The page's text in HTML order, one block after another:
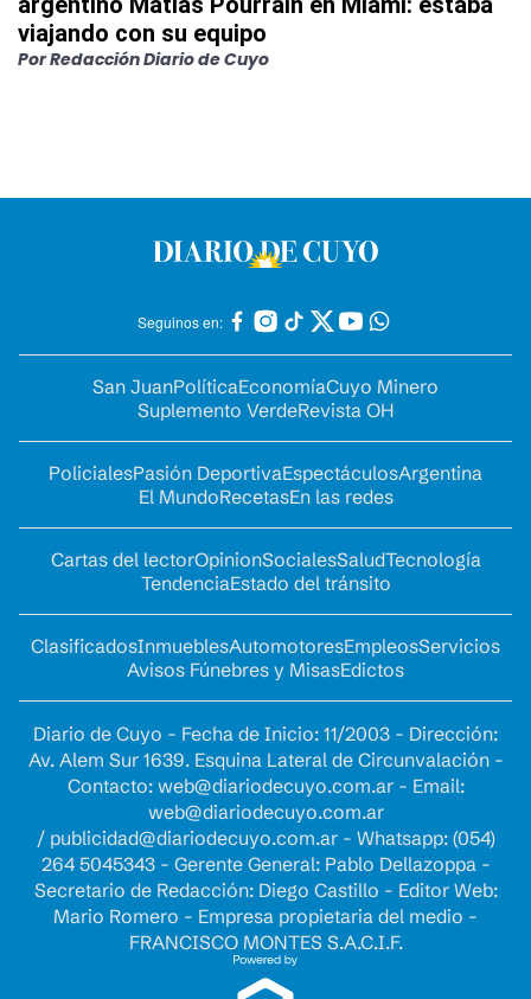
viajando con su equipo
PorRedacción Diario de Cuyo
Seguinos en:
San JuanPolíticaEconomíaCuyo Minero
Suplemento VerdeRevista OH
PolicialesPasión DeportivaEspectáculosArgentina
El MundoRecetasEn las redes
Cartas del lectorOpinionSocialesSaludTecnología
TendenciaEstado del tránsito
ClasificadosInmueblesAutomotoresEmpleosServicios
Avisos Fúnebres y MisasEdictos
Diario de Cuyo - Fecha de Inicio: 11/2003 - Dirección:
Av. Alem Sur 1639. Esquina Lateral de Circunvalación -
Contacto: web@diariodecuyo.com.ar- Email:
web@diariodecuyo.com.ar
/ publicidad@diariodecuyo.com.ar- Whatsapp: (054)
264 5045343 - Gerente General: Pablo Dellazoppa -
Secretario de Redacción: Diego Castillo - Editor Web:
Mario Romero - Empresa propietaria del medio -
FRANCISCO MONTES S.A.C.I.F.